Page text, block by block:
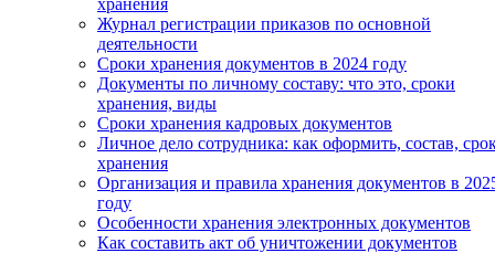
Журнал регистрации приказов по основной
деятельности
Сроки хранения документов в 2024 году
Документы по личному составу: что это, сроки
хранения, виды
Сроки хранения кадровых документов
Личное дело сотрудника: как оформить, состав,
хранения
Организация и правила хранения документов в
году
Особенности хранения электронных документов
Как составить акт об уничтожении документов